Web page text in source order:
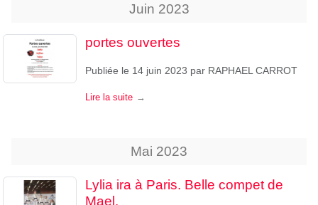
Juin 2023
portes ouvertes
Publiée le 14 juin 2023 par RAPHAEL CARROT
Lire la suite
Mai 2023
Lylia ira à Paris. Belle compet de
Mael.